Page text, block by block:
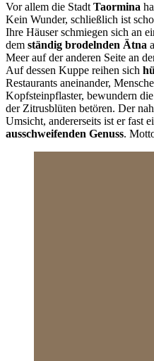
Vor allem die Stadt Taormina
Kein Wunder, schließlich ist
Ihre Häuser schmiegen sich an
dem ständig brodelnden Ätna
Meer auf der anderen Seite an
Auf dessen Kuppe reihen sich
Restaurants aneinander,
Kopfsteinpflaster, bewundern
der Zitrusblüten betören. Der
Umsicht, andererseits ist er fast
ausschweifenden Genuss.